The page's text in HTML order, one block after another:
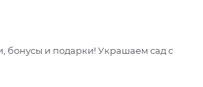
бонусы и подарки! Украшаем сад с